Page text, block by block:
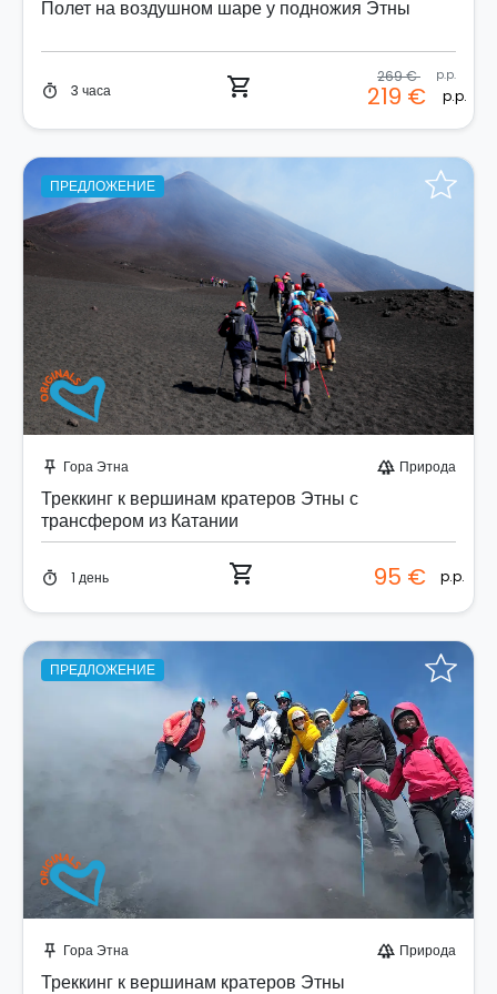
Полет на воздушном шаре у подножия Этны
timer 3 часа shopping_cart 269 € p.p.
219 € p.p.
ПРЕДЛОЖЕНИЕ
push_pin Гора Этна forest Природа
Треккинг к вершинам кратеров Этны с
трансфером из Катании
timer 1 день shopping_cart 95 € p.p.
ПРЕДЛОЖЕНИЕ
push_pin Гора Этна forest Природа
Треккинг к вершинам кратеров Этны